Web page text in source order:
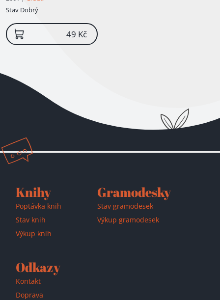
Stav Dobrý
49 Kč
Knihy
Poptávka knih
Stav knih
Výkup knih
Gramodesky
Stav gramodesek
Výkup gramodesek
Odkazy
Kontakt
Doprava